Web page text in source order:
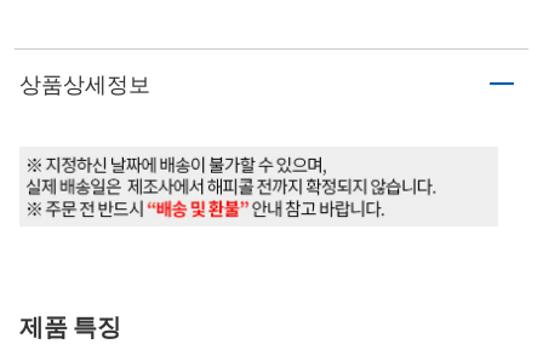
상품상세정보
제품 특징